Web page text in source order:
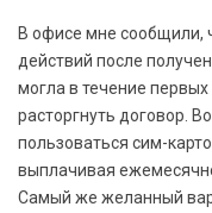
В офисе мне сообщили,
действий после
могла в течение
расторгнуть договор.
пользоваться сим-
выплачивая
Самый же желанный